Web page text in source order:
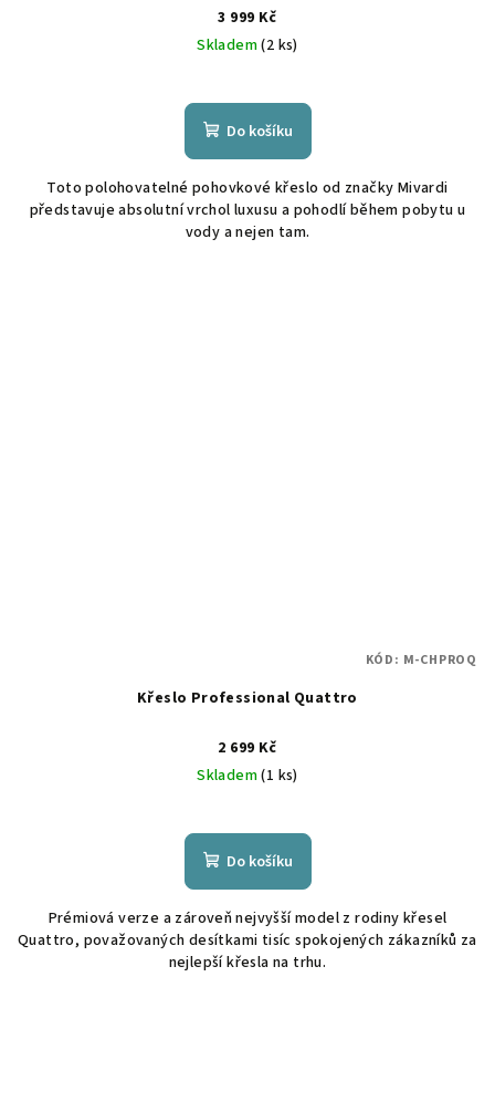
3 999 Kč
Skladem(2 ks)
Do košíku
Toto polohovatelné pohovkové křeslo od značky Mivardi
představuje absolutní vrchol luxusu a pohodlí během pobytu u
vody a nejen tam.
Křeslo Professional Quattro
2 699 Kč
Skladem(1 ks)
Do košíku
Prémiová verze a zároveň nejvyšší model z rodiny křesel
Quattro, považovaných desítkami tisíc spokojených zákazníků za
nejlepší křesla na trhu.
KÓD: M-CHPROQ